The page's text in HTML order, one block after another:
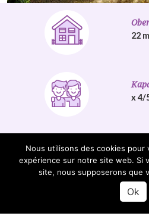
22
x 4/
x3
Nous utilisons des cookies pour
expérience sur notre site web. Si
site, nous supposerons que
Ok